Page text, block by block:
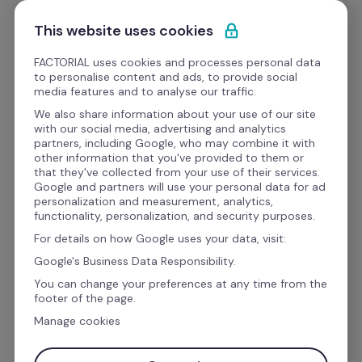
Ir al contenido
Empieza gratis
Formato
Gestión del horario de trabajo
Formato de control de
vacaciones
¿Gestionas un equipo y te resulta difícil llevar
un control eficiente de las vacaciones?
¡No te preocupes! Con nuestro
control de vacaciones gratuito
comenzar a organizar fácilmente las ausencias
This website uses cookies
FACTORIAL uses cookies and processes personal data
to personalise content and ads, to provide social
media features and to analyse our traffic.
We also share information about your use of our site
with our social media, advertising and analytics
partners, including Google, who may combine it with
other information that you've provided to them or
that they've collected from your use of their services.
Google and partners will use your personal data for ad
personalization and measurement, analytics,
functionality, personalization, and security purposes.
For details on how Google uses your data, visit:
Google's Business Data Responsibility.
You can change your preferences at any time from the
footer of the page.
Manage cookies